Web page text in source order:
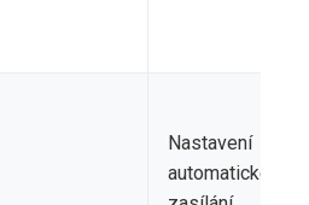
Nastavení
automatického